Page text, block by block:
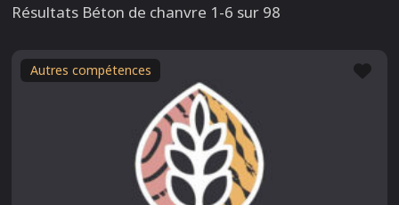
Résultats Béton de chanvre 1-6 sur 98
Autres compétences